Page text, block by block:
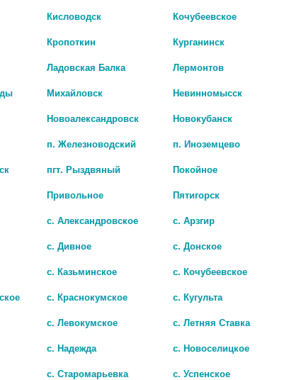
ХОНДРОКСИД АРТРА МАЗЬ Д/НАР.ПРИМ. 5% ТУБА 30Г 0430 ХОНДРОИТИН-АКОС 5% 30Г. МАЗЬ 5716
394 руб.
Кисловодск
Кочубеевское
Кропоткин
Курганинск
Ладовская Балка
Лермонтов
Михайловск
Невинномысск
Новоалександровск
Новокубанск
п. Железноводский
п. Иноземцево
пгт. Рыздвяный
Покойное
Привольное
Пятигорск
с. Александровское
с. Арзгир
с. Дивное
с. Донское
с. Казьминское
с. Кочубеевское
с. Краснокумское
с. Кугульта
с. Левокумское
с. Летняя Ставка
с. Надежда
с. Новоселицкое
с. Старомарьевка
с. Успенское